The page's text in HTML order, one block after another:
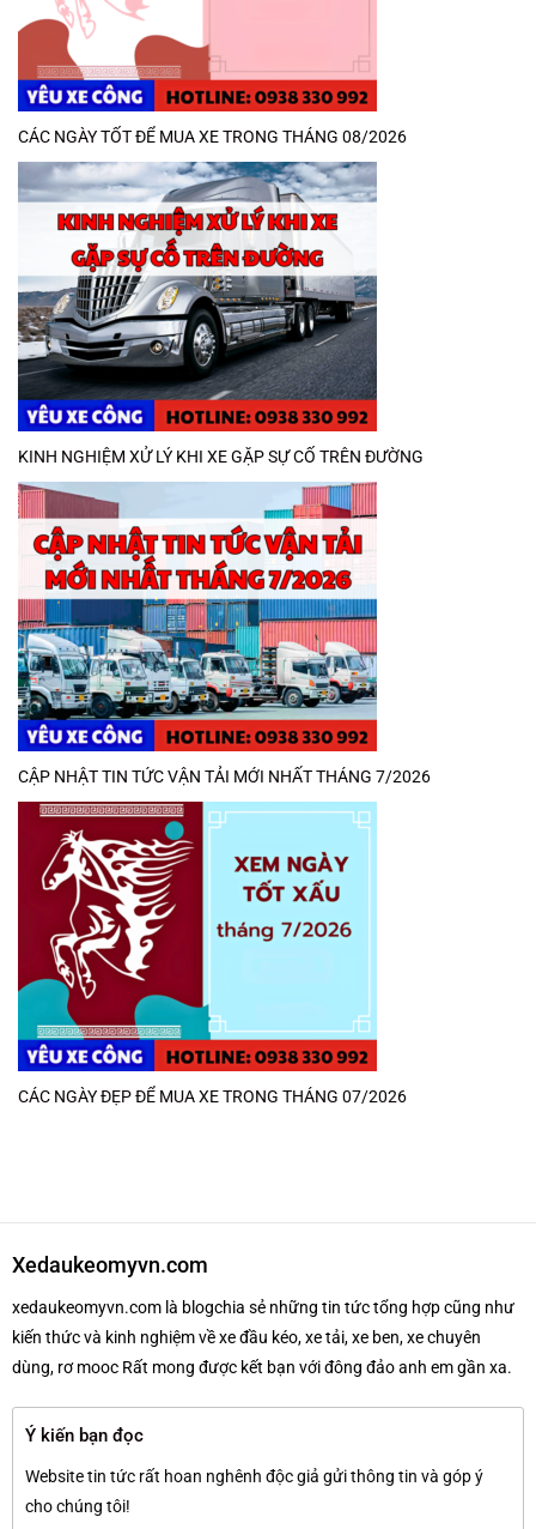
CÁC NGÀY TỐT ĐỂ MUA XE TRONG THÁNG 08/2026
KINH NGHIỆM XỬ LÝ KHI XE GẶP SỰ CỐ TRÊN ĐƯỜNG
CẬP NHẬT TIN TỨC VẬN TẢI MỚI NHẤT THÁNG 7/2026
CÁC NGÀY ĐẸP ĐỂ MUA XE TRONG THÁNG 07/2026
Xedaukeomyvn.com
xedaukeomyvn.com là blogchia sẻ những tin tức tổng hợp cũng như
kiến thức và kinh nghiệm về xe đầu kéo, xe tải, xe ben, xe chuyên
dùng, rơ mooc Rất mong được kết bạn với đông đảo anh em gần xa.
Ý kiến bạn đọc
Website tin tức rất hoan nghênh độc giả gửi thông tin và góp ý
cho chúng tôi!